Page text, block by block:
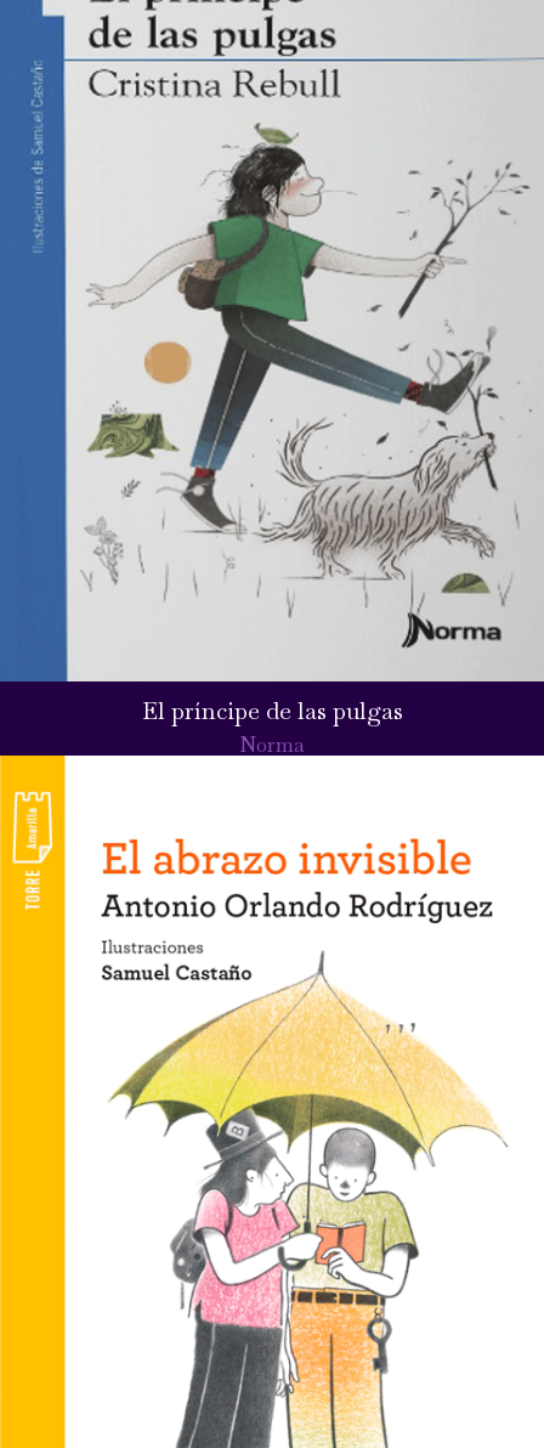
El príncipe de las pulgas
Norma